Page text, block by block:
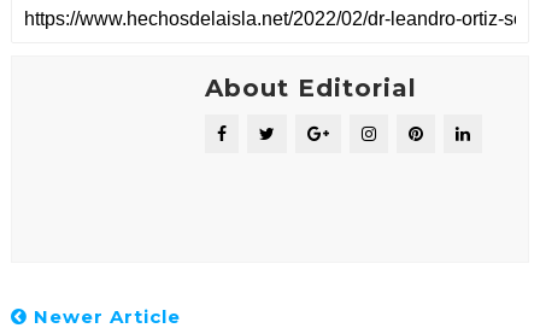
About Editorial
Newer Article